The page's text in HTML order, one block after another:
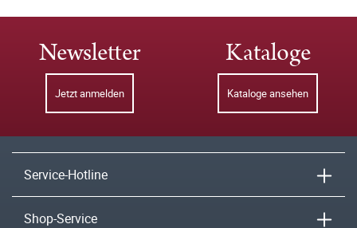
Newsletter
Jetzt anmelden
Kataloge
Kataloge ansehen
Service-Hotline
Shop-Service